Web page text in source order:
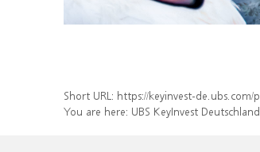
Short URL: https://keyinvest-de.ubs.com/
You are here: UBS KeyInvest Deutschland